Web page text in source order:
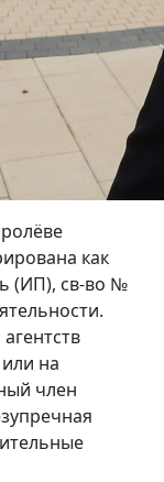
как
(ИП), св-во №
на
член